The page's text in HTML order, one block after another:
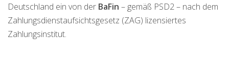
Deutschland ein von der BaFin – gemäß PSD2 – nach dem
Zahlungsdienstaufsichtsgesetz (ZAG) lizensiertes
Zahlungsinstitut.